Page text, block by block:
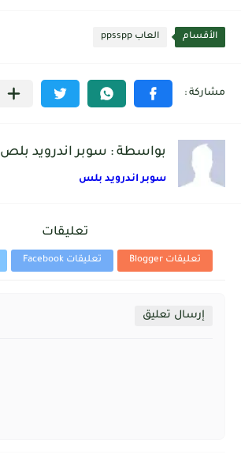
الأقسام العاب ppsspp
بواسطة : سوبر اندرويد بلص
سوبر اندرويد بلس
تعليقات
تعليقات Blogger تعليقات Facebook
إرسال تعليق